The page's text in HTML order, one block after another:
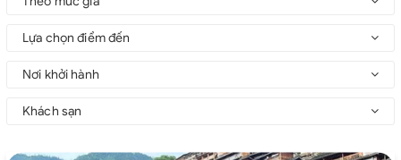
Lựa chọn điểm đến
Nơi khởi hành
Khách sạn